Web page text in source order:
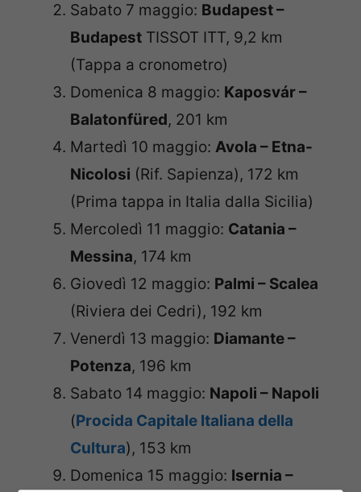
Sabato 7 maggio: Budapest –
Budapest TISSOT ITT, 9,2 km
(Tappa a cronometro)
Domenica 8 maggio: Kaposvár –
Balatonfüred, 201 km
Martedì 10 maggio: Avola – Etna-
Nicolosi (Rif. Sapienza), 172 km
(Prima tappa in Italia dalla Sicilia)
Mercoledì 11 maggio: Catania –
Messina, 174 km
Giovedì 12 maggio: Palmi – Scalea
(Riviera dei Cedri), 192 km
Venerdì 13 maggio: Diamante –
Potenza, 196 km
Sabato 14 maggio: Napoli – Napoli
(Procida Capitale Italiana della
Cultura), 153 km
Domenica 15 maggio: Isernia –